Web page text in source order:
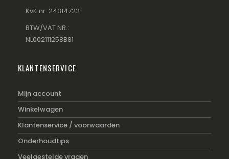
KvK nr: 24314722
BTW/VAT NR.:
NL002111258B81
KLANTENSERVICE
Mijn account
Winkelwagen
Klantenservice / voorwaarden
Onderhoudtips
Veelgestelde vragen